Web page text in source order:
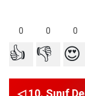
0 0 0
👍 👎 😍
◁ 10. Sınıf